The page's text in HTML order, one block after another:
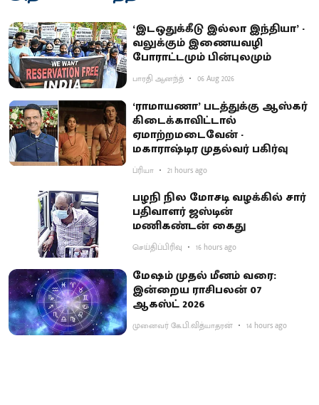
‘இடஒதுக்கீடு இல்லா இந்தியா’ -
வலுக்கும் இணையவழி
போராட்டமும் பின்புலமும்
பாரதி ஆனந்த் 06 Aug 2026
‘ராமாயணா’ படத்துக்கு ஆஸ்கர்
கிடைக்காவிட்டால்
ஏமாற்றமடைவேன் -
மகாராஷ்டிர முதல்வர் பகிர்வு
ப்ரியா 21 hours ago
பழநி நில மோசடி வழக்கில் சார்
பதிவாளர் ஜஸ்டின்
மணிகண்டன் கைது
செய்திப்பிரிவு 16 hours ago
மேஷம் முதல் மீனம் வரை:
இன்றைய ராசிபலன் 07
ஆகஸ்ட் 2026
முனைவர் கே.பி.வித்யாதரன் 14 hours ago